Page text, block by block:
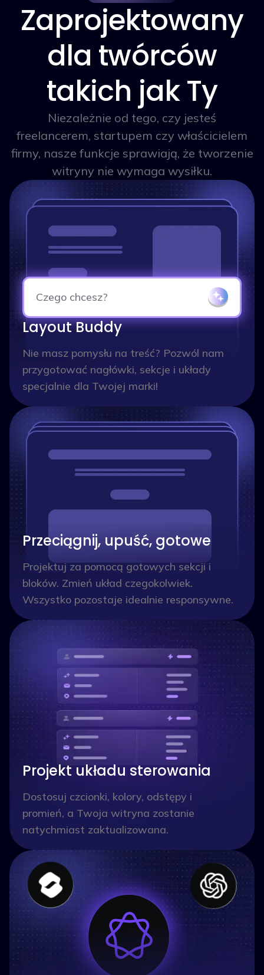
Zaprojektowany
dla twórców
takich jak Ty
Niezależnie od tego, czy jesteś
freelancerem, startupem czy właścicielem
firmy, nasze funkcje sprawiają, że tworzenie
witryny nie wymaga wysiłku.
Czego chcesz?
Layout Buddy
Nie masz pomysłu na treść? Pozwól nam
przygotować nagłówki, sekcje i układy
specjalnie dla Twojej marki!
Przeciągnij, upuść, gotowe
Projektuj za pomocą gotowych sekcji i
bloków. Zmień układ czegokolwiek.
Wszystko pozostaje idealnie responsywne.
Projekt układu sterowania
Dostosuj czcionki, kolory, odstępy i
promień, a Twoja witryna zostanie
natychmiast zaktualizowana.